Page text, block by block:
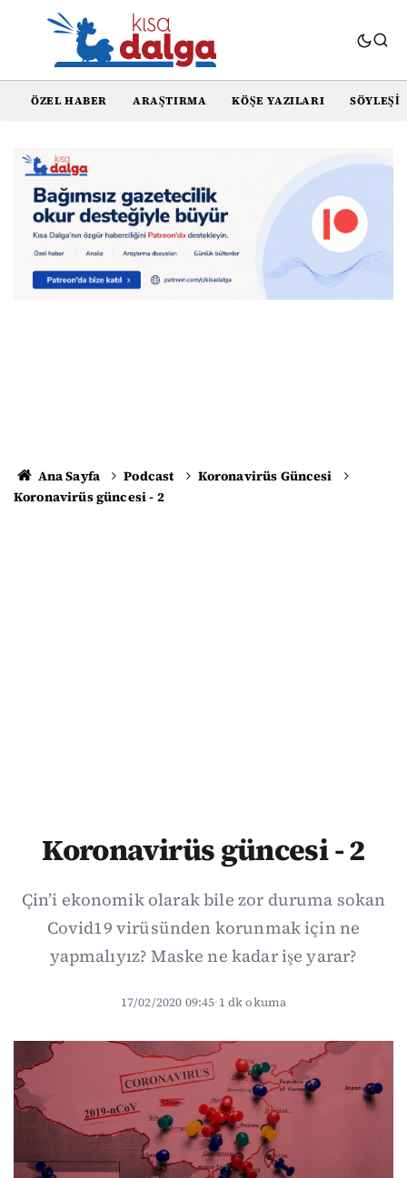
ÖZEL HABER ARAŞTIRMA KÖŞE YAZILARI SÖYLEŞI
Ana Sayfa Podcast
Koronavirüs Güncesi
Koronavirüs güncesi - 2
Koronavirüs güncesi - 2
Çin’i ekonomik olarak bile zor duruma sokan
Covid19 virüsünden korunmak için ne
yapmalıyız? Maske ne kadar işe yarar?
17/02/2020 09:45·1 dk okuma